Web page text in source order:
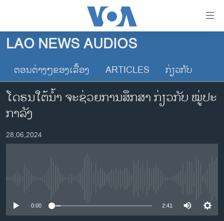
ເຂົ້າ
ຂ້າມ
ຂ້າມ
ຫາ
ຊອກ
ຄົ້ນ
ໂຮມເພຈ
ລາວ
ອາເມຣິກາ
ການເລືອກຕັ້ງ ປະທານາທີບໍດີ ສະຫະລັດ 2024
ຂ່າວ​ຈີນ
ໂລກ
ຊຸມຊົນຊາວລາວ
LAO NEWS AUDIOS
ຕອນຕ່າງໆຂອງເລື້ອງ ARTICLES ກ່ຽວກັບ
ໂດ​ຣນ​ໃຕ້​ນ້ຳ ຈະ​ຊ່ວຍ​ການ​ສຶກ​ສາ ກ່ຽວ​ກັບ ໝູ່​ປະ​
ກາ​ລັງ
28,06,2024
0:00 2:41